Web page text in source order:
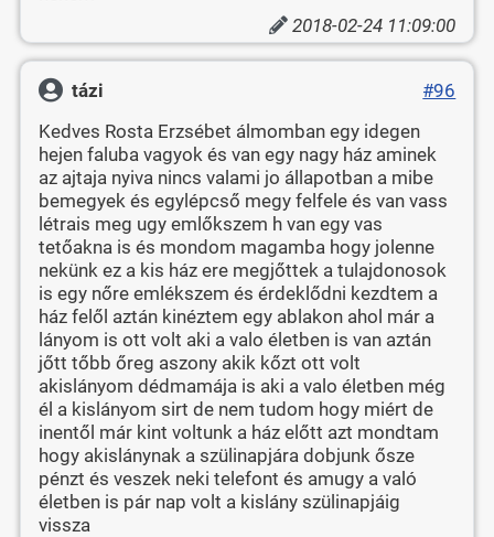
2018-02-24 11:09:00
tázi
#96
Kedves Rosta Erzsébet álmomban egy idegen
hejen faluba vagyok és van egy nagy ház aminek
az ajtaja nyiva nincs valami jo állapotban a mibe
bemegyek és egylépcső megy felfele és van vass
létrais meg ugy emlőkszem h van egy vas
tetőakna is és mondom magamba hogy jolenne
nekünk ez a kis ház ere megjőttek a tulajdonosok
is egy nőre emlékszem és érdeklődni kezdtem a
ház felől aztán kinéztem egy ablakon ahol már a
lányom is ott volt aki a valo életben is van aztán
jőtt tőbb őreg aszony akik kőzt ott volt
akislányom dédmamája is aki a valo életben még
él a kislányom sirt de nem tudom hogy miért de
inentől már kint voltunk a ház előtt azt mondtam
hogy akislánynak a szülinapjára dobjunk ősze
pénzt és veszek neki telefont és amugy a való
életben is pár nap volt a kislány szülinapjáig
vissza